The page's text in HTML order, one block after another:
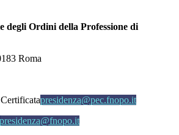
degli Ordini della Professione di
Roma
presidenza@pec.fnopo.it
presidenza@fnopo.it